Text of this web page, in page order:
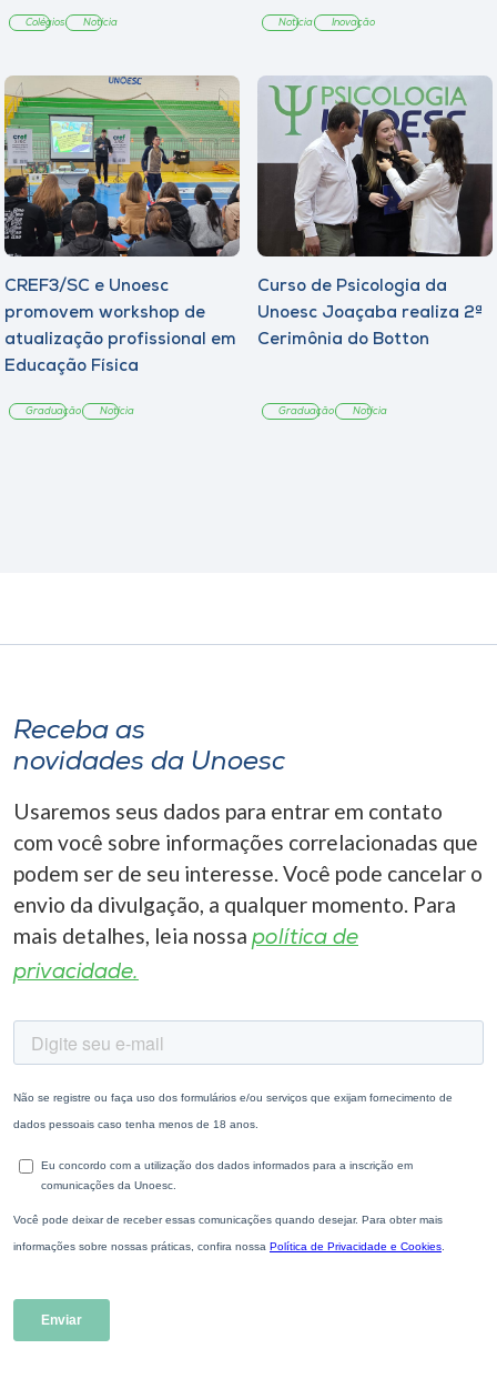
Colégios Notícia Notícia Inovação
CREF3/SC e Unoesc
promovem workshop de
atualização profissional em
Educação Física
Graduação Notícia
Curso de Psicologia da
Unoesc Joaçaba realiza 2ª
Cerimônia do Botton
Graduação Notícia
Receba as
novidades da Unoesc
Usaremos seus dados para entrar em contato
com você sobre informações correlacionadas que
podem ser de seu interesse. Você pode cancelar o
envio da divulgação, a qualquer momento. Para
mais detalhes, leia nossa política de
privacidade.